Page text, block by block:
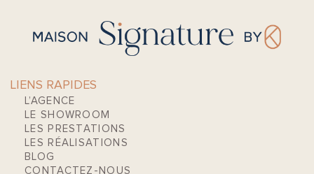
LIENS RAPIDES
L’AGENCE
LE SHOWROOM
LES PRESTATIONS
LES RÉALISATIONS
BLOG
CONTACTEZ-NOUS